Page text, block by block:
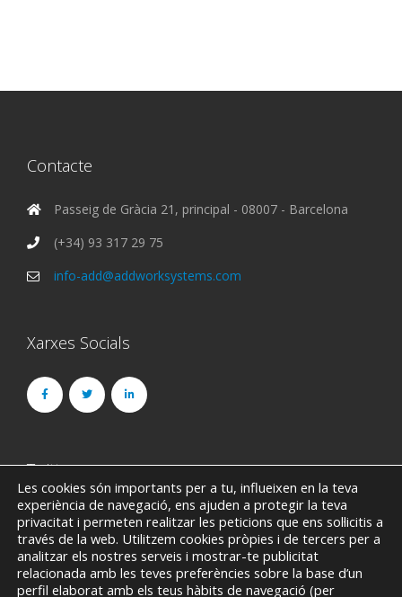
Contacte
Passeig de Gràcia 21, principal - 08007 - Barcelona
(+34) 93 317 29 75
info-add@addworksystems.com
Xarxes Socials
Twitter
Could not authenticate you.
Les cookies són importants per a tu, influeixen en la teva
experiència de navegació, ens ajuden a protegir la teva
privacitat i permeten realitzar les peticions que ens sol·licitis a
través de la web. Utilitzem cookies pròpies i de tercers per a
analitzar els nostres serveis i mostrar-te publicitat
relacionada amb les teves preferències sobre la base d’un
perfil elaborat amb els teus hàbits de navegació (per